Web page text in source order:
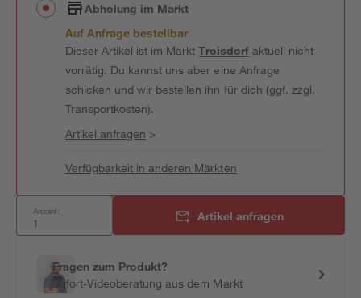
Abholung im Markt
Auf Anfrage bestellbar
Dieser Artikel ist im MarktTroisdorfaktuell nicht
vorrätig. Du kannst uns aber eine Anfrage
schicken und wir bestellen ihn für dich (ggf. zzgl.
Transportkosten).
Artikel anfragen >
Verfügbarkeit in anderen Märkten
Anzahl: Artikel anfragen
Fragen zum Produkt?
Sofort-Videoberatung aus dem Markt